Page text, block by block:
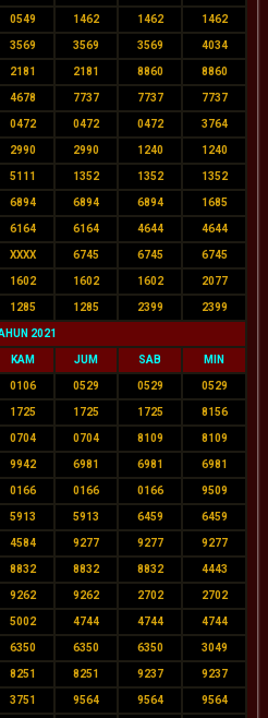
0549 1462 1462 1462
3569 3569 3569 4034
2181 2181 8860 8860
4678 7737 7737 7737
0472 0472 0472 3764
2990 2990 1240 1240
5111 1352 1352 1352
6894 6894 6894 1685
6164 6164 4644 4644
XXXX 6745 6745 6745
1602 1602 1602 2077
1285 1285 2399 2399
2021
KAM JUM SAB MIN
0106 0529 0529 0529
1725 1725 1725 8156
0704 0704 8109 8109
9942 6981 6981 6981
0166 0166 0166 9509
5913 5913 6459 6459
4584 9277 9277 9277
8832 8832 8832 4443
9262 9262 2702 2702
5002 4744 4744 4744
6350 6350 6350 3049
8251 8251 9237 9237
3751 9564 9564 9564